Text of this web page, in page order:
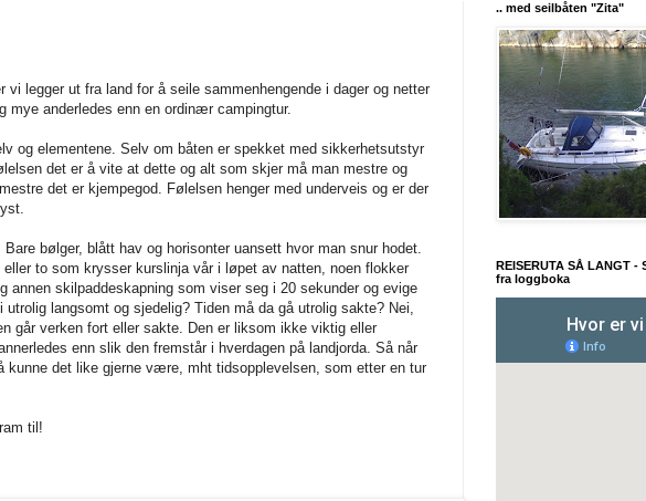
legger ut fra land for å seile sammenhengende i dager og netter
mye anderledes enn en ordinær campingtur.
og elementene. Selv om båten er spekket med sikkerhetsutstyr
det er å vite at dette og alt som skjer må man mestre og
det er kjempegod. Følelsen henger med underveis og er der
bølger, blått hav og horisonter uansett hvor man snur hodet.
to som krysser kurslinja vår i løpet av natten, noen flokker
annen skilpaddeskapning som viser seg i 20 sekunder og evige
langsomt og sjedelig? Tiden må da gå utrolig sakte? Nei,
går verken fort eller sakte. Den er liksom ikke viktig eller
enn slik den fremstår i hverdagen på landjorda. Så når
kunne det like gjerne være, mht tidsopplevelsen, som etter en tur
til!
.. med seilbåten "Zita"
REISERUTA SÅ LANGT -
fra loggboka